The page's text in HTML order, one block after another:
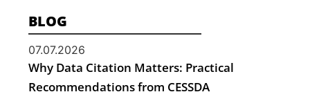
BLOG
07.07.2026
Why Data Citation Matters: Practical
Recommendations from CESSDA